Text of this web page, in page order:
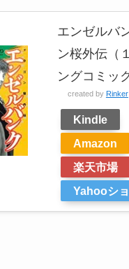
エンゼルバ
ン桜外伝（
ングコミッ
created by Rinker
Kindle
Amazon
楽天市場
Yahooシ